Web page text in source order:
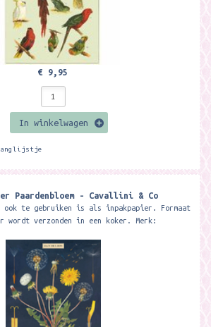
€ 9,95
In winkelwagen
Paardenbloem - Cavallini & Co
te gebruiken is als inpakpapier. Formaat
wordt verzonden in een koker. Merk: